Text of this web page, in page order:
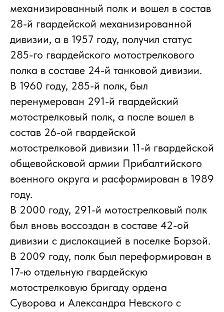
механизированный полк и вошел в состав
28-й гвардейской механизированной
дивизии, а в 1957 году, получил статус
285-го гвардейского мотострелкового
полка в составе 24-й танковой дивизии.
В 1960 году, 285-й полк, был
перенумерован 291-й гвардейский
мотострелковый полк, а после вошел в
состав 26-ой гвардейской
мотострелковой дивизии 11-й гвардейской
общевойсковой армии Прибалтийского
военного округа и расформирован в 1989
году.
В 2000 году, 291-й мотострелковый полк
был вновь воссоздан в составе 42-ой
дивизии с дислокацией в поселке Борзой.
В 2009 году, полк был переформирован в
17-ю отдельную гвардейскую
мотострелковую бригаду ордена
Суворова и Александра Невского с